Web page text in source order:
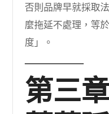
否則品牌早就採取
麼拖延不處理，等
度」。
第三